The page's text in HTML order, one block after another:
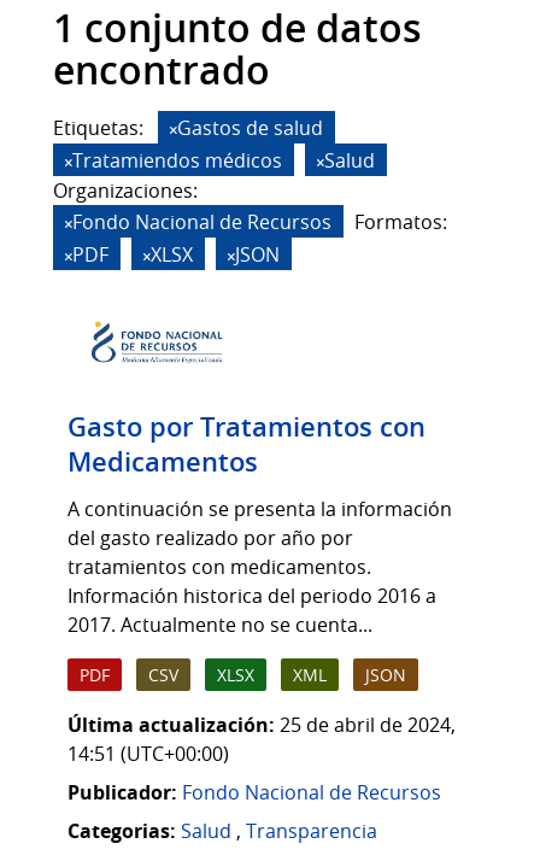
1 conjunto de datos
encontrado
Etiquetas:
Gastos de salud
Tratamiendos médicos
Salud
Organizaciones:
Fondo Nacional de Recursos
Formatos:
PDF
XLSX JSON
Gasto por Tratamientos con
Medicamentos
A continuación se presenta la información
del gasto realizado por año por
tratamientos con medicamentos.
Información historica del periodo 2016 a
2017. Actualmente no se cuenta...
PDF CSV XLSX XML JSON
Última actualización: 25 de abril de 2024,
14:51 (UTC+00:00)
Publicador: Fondo Nacional de Recursos
Categorias: Salud , Transparencia